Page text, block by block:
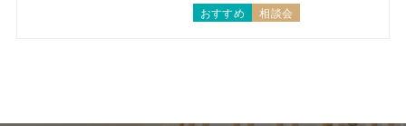
おすすめ 相談会